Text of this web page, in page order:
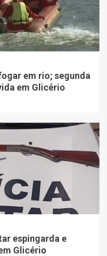
em rio; segunda
em Glicério
espingarda e
Glicério